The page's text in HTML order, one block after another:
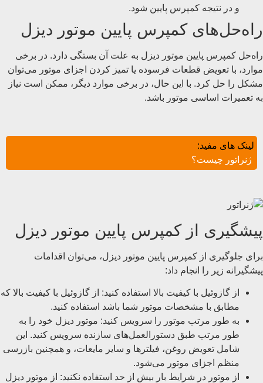
و در نتیجه کمپرس پایین شود.
راه‌حل‌های کمپرس پایین موتور دیزل
راه‌حل کمپرس پایین موتور دیزل به علت آن بستگی دارد. در برخی
موارد، با تعویض قطعات فرسوده یا تمیز کردن اجزای موتور می‌توان
مشکل را حل کرد. با این حال، در برخی موارد دیگر، ممکن است نیاز
به تعمیرات اساسی موتور باشد.
لینک های مفید:
ژنراتور چیست؟
پیشگیری از کمپرس پایین موتور دیزل
برای جلوگیری از کمپرس پایین موتور دیزل، می‌توان اقدامات
پیشگیرانه زیر را انجام داد:
از گازوئیل با کیفیت بالا استفاده کنید: از گازوئیل با کیفیت بالا که
مطابق با مشخصات موتور شما باشد استفاده کنید.
به طور مرتب موتور را سرویس کنید: موتور دیزل خود را به
طور مرتب طبق دستورالعمل‌های سازنده سرویس کنید. این
شامل تعویض روغن، فیلترها و سایر مایعات، و همچنین بازرسی
منظم اجزای موتور می‌شود.
از موتور در شرایط بار بیش از حد استفاده نکنید: از موتور دیزل